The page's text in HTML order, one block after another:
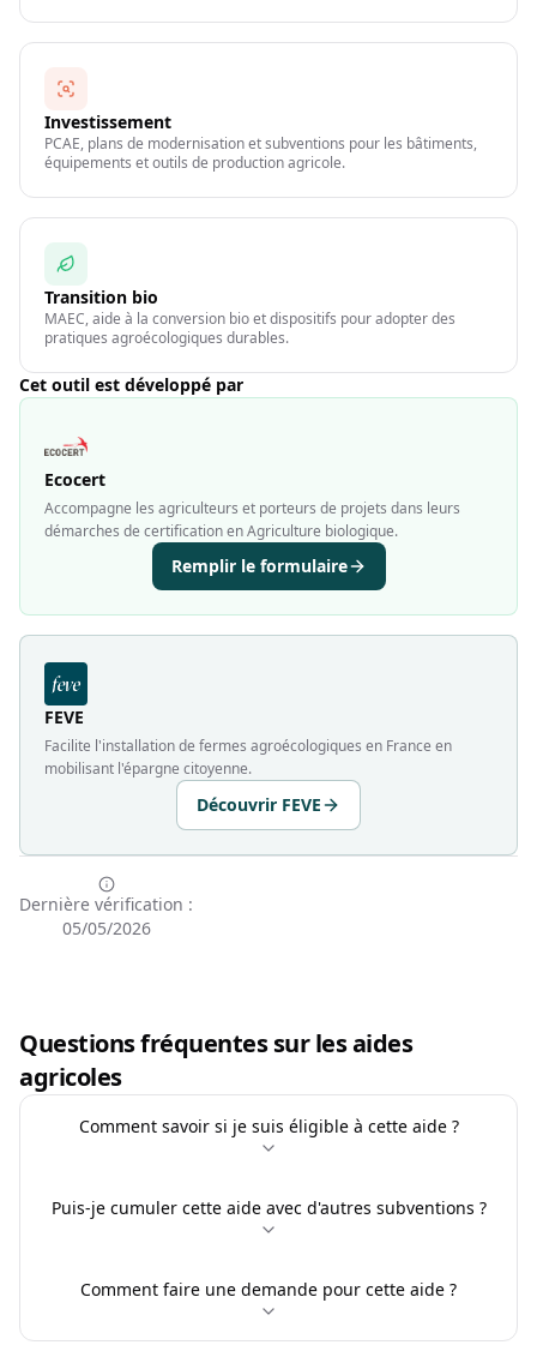
Investissement
PCAE, plans de modernisation et subventions pour les bâtiments,
équipements et outils de production agricole.
Transition bio
MAEC, aide à la conversion bio et dispositifs pour adopter des
pratiques agroécologiques durables.
Cet outil est développé par
Ecocert
Accompagne les agriculteurs et porteurs de projets dans leurs
démarches de certification en Agriculture biologique.
Remplir le formulaire
FEVE
Facilite l'installation de fermes agroécologiques en France en
mobilisant l'épargne citoyenne.
Découvrir FEVE
Dernière vérification :
05/05/2026
Questions fréquentes sur les aides
agricoles
Comment savoir si je suis éligible à cette aide ?
Puis-je cumuler cette aide avec d'autres subventions ?
Comment faire une demande pour cette aide ?